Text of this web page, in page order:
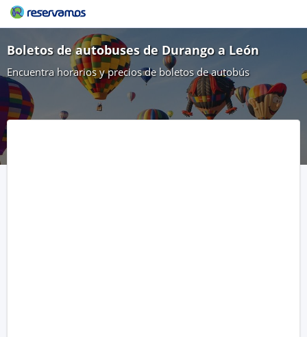
Boletos de autobuses de Durango a León
Encuentra horarios y precios de boletos de autobús